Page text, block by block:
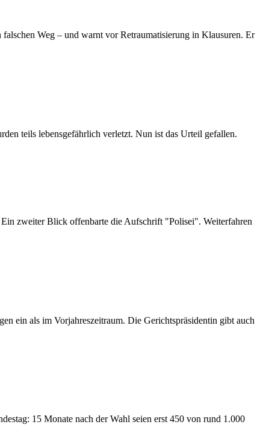
Weg – und warnt vor Retraumatisierung in Klausuren. Er
teils lebensgefährlich verletzt. Nun ist das Urteil gefallen.
Ein zweiter Blick offenbarte die Aufschrift "Polisei". Weiterfahren
ein als im Vorjahreszeitraum. Die Gerichtspräsidentin gibt auch
15 Monate nach der Wahl seien erst 450 von rund 1.000